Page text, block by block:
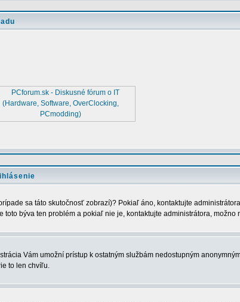
sa táto skutočnosť zobrazí)? Pokiaľ áno, kontaktujte
býva ten problém a pokiaľ nie je, kontaktujte administrátora, možno
Vám umožní prístup k ostatným službám nedostupným
to len chvíľu.